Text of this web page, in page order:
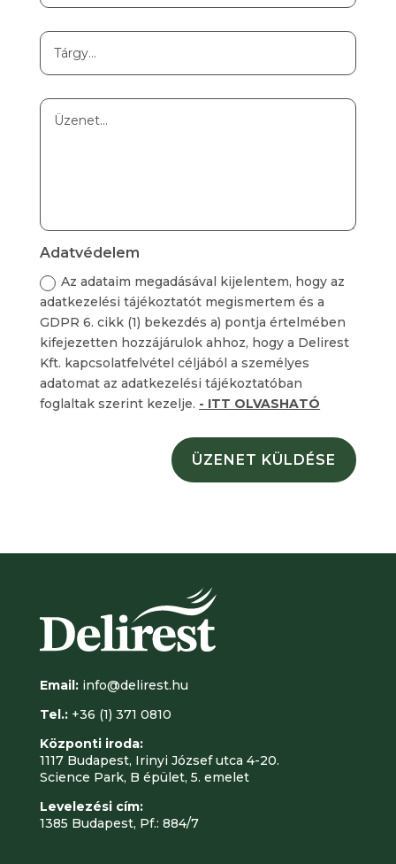
Adatvédelem
Az adataim megadásával kijelentem, hogy az
adatkezelési tájékoztatót megismertem és a
GDPR 6. cikk (1) bekezdés a) pontja értelmében
kifejezetten hozzájárulok ahhoz, hogy a Delirest
Kft. kapcsolatfelvétel céljából a személyes
adatomat az adatkezelési tájékoztatóban
foglaltak szerint kezelje. - ITT OLVASHATÓ
ÜZENET KÜLDÉSE
Email:info@delirest.hu
Tel.:+36 (1) 371 0810
Központi iroda:
1117 Budapest, Irinyi József utca 4-20.
Science Park, B épület, 5. emelet
Levelezési cím:
1385 Budapest, Pf.: 884/7